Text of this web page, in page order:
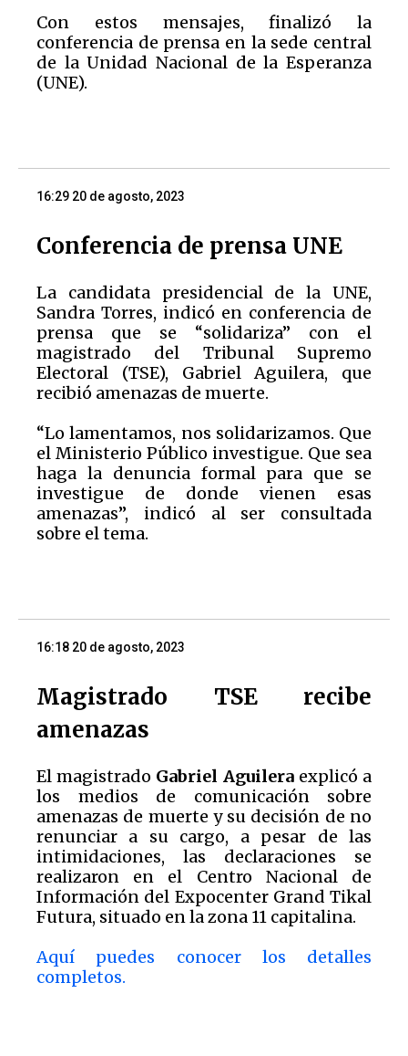
Con estos mensajes, finalizó la
conferencia de prensa en la sede central
de la Unidad Nacional de la Esperanza
(UNE).
16:29 20 de agosto, 2023
Conferencia de prensa UNE
La candidata presidencial de la UNE,
Sandra Torres, indicó en conferencia de
prensa que se “solidariza” con el
magistrado del Tribunal Supremo
Electoral (TSE), Gabriel Aguilera, que
recibió amenazas de muerte.
“Lo lamentamos, nos solidarizamos. Que
el Ministerio Público investigue. Que sea
haga la denuncia formal para que se
investigue de donde vienen esas
amenazas”, indicó al ser consultada
sobre el tema.
16:18 20 de agosto, 2023
Magistrado TSE recibe
amenazas
El magistrado Gabriel Aguileraexplicó a
los medios de comunicación sobre
amenazas de muerte y su decisión de no
renunciar a su cargo, a pesar de las
intimidaciones, las declaraciones se
realizaron en el Centro Nacional de
Información del Expocenter Grand Tikal
Futura, situado en la zona 11 capitalina.
Aquí puedes conocer los detalles
completos.